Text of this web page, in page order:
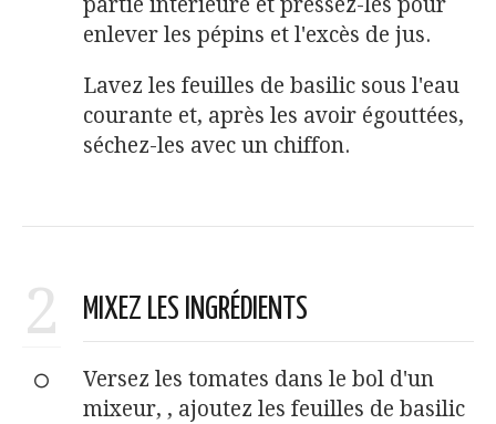
enlever les pépins et l'excès de jus.
Lavez les feuilles de basilic sous l'eau
courante et, après les avoir égouttées,
séchez-les avec un chiffon.
2 MIXEZ LES INGRÉDIENTS
Versez les tomates dans le bol d'un
mixeur, , ajoutez les feuilles de basilic